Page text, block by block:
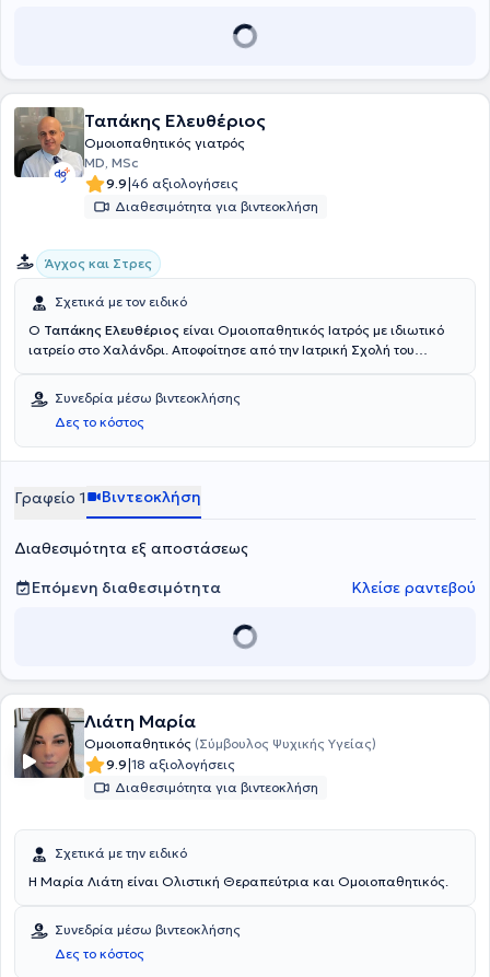
Ταπάκης Ελευθέριος
Ομοιοπαθητικός γιατρός
MD, MSc
9.9|46 αξιολογήσεις
Διαθεσιμότητα για βιντεοκλήση
Άγχος και Στρες
Σχετικά με τον ειδικό
Ο Ταπάκης Ελευθέριος είναι Ομοιοπαθητικός Ιατρός με ιδιωτικό
ιατρείο στο Χαλάνδρι. Αποφοίτησε από την Ιατρική Σχολή του
μεταπτυχιακό τίτλο σπουδών του προγράμματος "Ολιστικά
Εναλλακτικά Θεραπευτικά Συστήματα - Κλασική Ομοιοπαθητική"
του Πανεπιστημίου Αιγαίου και είναι διπλωματούχος της Διεθνούς
Ακαδημίας Κλασικής Ομοιοπαθητικής. Ο γιατρός ακολουθεί την
ομοιοπαθητική και ασκώντας την από το 2003, την θεωρεί ως την
πιο αποτελεσματική θεραπευτική και προληπτική ιατρική μέθοδο.
συναισθηματικές διαταραχές καθώς και σε αλλεργικές
Ο γιατρός είναι μέλος της επιστημονικής επιτροπής της Διεθνούς
Εταιρείας Ομοιοπαθητικής Ιατρικής και του Ιατρικού Συλλόγου
Συνεδρία μέσω βιντεοκλήσης
Δες το κόστος
Γραφείο 1 Βιντεοκλήση
Διαθεσιμότητα εξ αποστάσεως
Επόμενη διαθεσιμότητα
Κλείσε ραντεβού
Λιάτη Μαρία
Ομοιοπαθητικός (Σύμβουλος Ψυχικής Υγείας)
9.9|18 αξιολογήσεις
Διαθεσιμότητα για βιντεοκλήση
Σχετικά με την ειδικό
Η Μαρία Λιάτη είναι Ολιστική Θεραπεύτρια και Ομοιοπαθητικός.
Συνεδρία μέσω βιντεοκλήσης
Δες το κόστος